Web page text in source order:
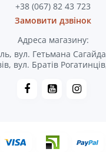
+38 (067) 82 43 723
Замовити дзвінок
Адреса магазину:
вул. Гетьмана
вул. Братів